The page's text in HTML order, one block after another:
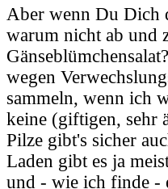
Aber wenn Du Dich
warum nicht ab und
wegen
sammeln, wenn ich
keine (giftigen, sehr
Pilze gibt's sicher
Laden gibt es ja
und - wie ich finde -